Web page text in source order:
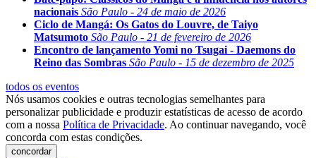
nacionais São Paulo - 24 de maio de 2026
Ciclo de Mangá: Os Gatos do Louvre, de Taiyo
Matsumoto São Paulo - 21 de fevereiro de 2026
Encontro de lançamento Yomi no Tsugai - Daemons do
Reino das Sombras São Paulo - 15 de dezembro de 2025
todos os eventos
Nós usamos cookies e outras tecnologias semelhantes para
personalizar publicidade e produzir estatísticas de acesso de acordo
com a nossa Política de Privacidade. Ao continuar navegando, você
concorda com estas condições.
concordar